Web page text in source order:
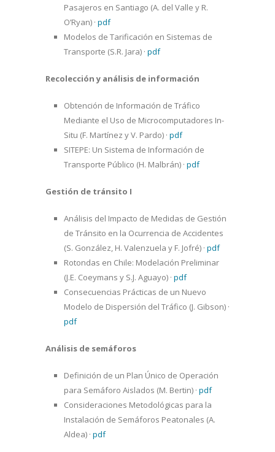
Pasajeros en Santiago (A. del Valle y R.
O’Ryan) · pdf
Modelos de Tarificación en Sistemas de
Transporte (S.R. Jara) · pdf
Recolección y análisis de información
Obtención de Información de Tráfico
Mediante el Uso de Microcomputadores In-
Situ (F. Martínez y V. Pardo) · pdf
SITEPE: Un Sistema de Información de
Transporte Público (H. Malbrán) · pdf
Gestión de tránsito I
Análisis del Impacto de Medidas de Gestión
de Tránsito en la Ocurrencia de Accidentes
(S. González, H. Valenzuela y F. Jofré) · pdf
Rotondas en Chile: Modelación Preliminar
(J.E. Coeymans y S.J. Aguayo) · pdf
Consecuencias Prácticas de un Nuevo
Modelo de Dispersión del Tráfico (J. Gibson) ·
pdf
Análisis de semáforos
Definición de un Plan Único de Operación
para Semáforo Aislados (M. Bertin) · pdf
Consideraciones Metodológicas para la
Instalación de Semáforos Peatonales (A.
Aldea) · pdf